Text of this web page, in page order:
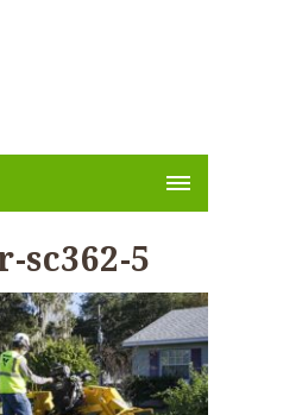
sc362-5